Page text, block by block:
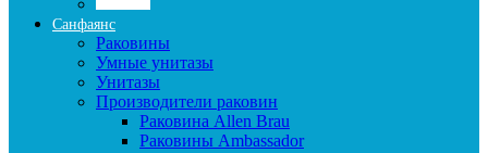
Санфаянс
Раковины
Умные унитазы
Унитазы
Производители раковин
Раковина Allen Brau
Раковины Ambassador